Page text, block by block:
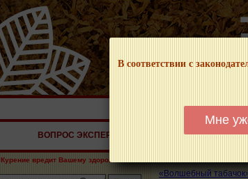
В соответствии с
Мне
НАШ ПОРТАЛ –
ВОПРОС ЭКСПЕРТУ КАЛЬЯНЫ
Курение вредит Вашему здоровью!
«Волшебный